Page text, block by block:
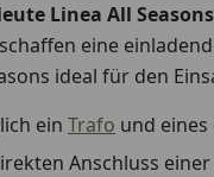
Linea All Seasons
eine
ideal für den
ein Trafo und
Anschluss